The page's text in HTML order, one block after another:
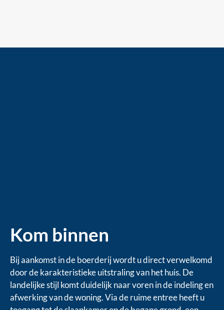
Kom binnen
Bij aankomst in de boerderij wordt u direct verwelkomd
door de karakteristieke uitstraling van het huis. De
landelijke stijl komt duidelijk naar voren in de indeling en
afwerking van de woning. Via de ruime entree heeft u